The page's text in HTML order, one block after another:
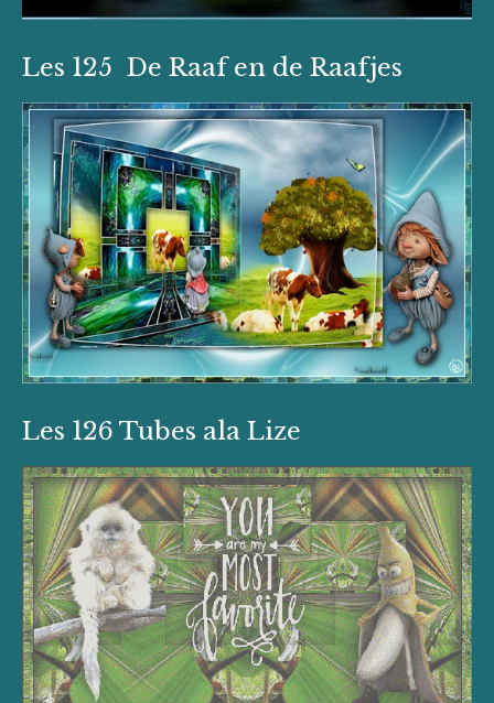
Les 125 De Raaf en de Raafjes
Les 126 Tubes ala Lize